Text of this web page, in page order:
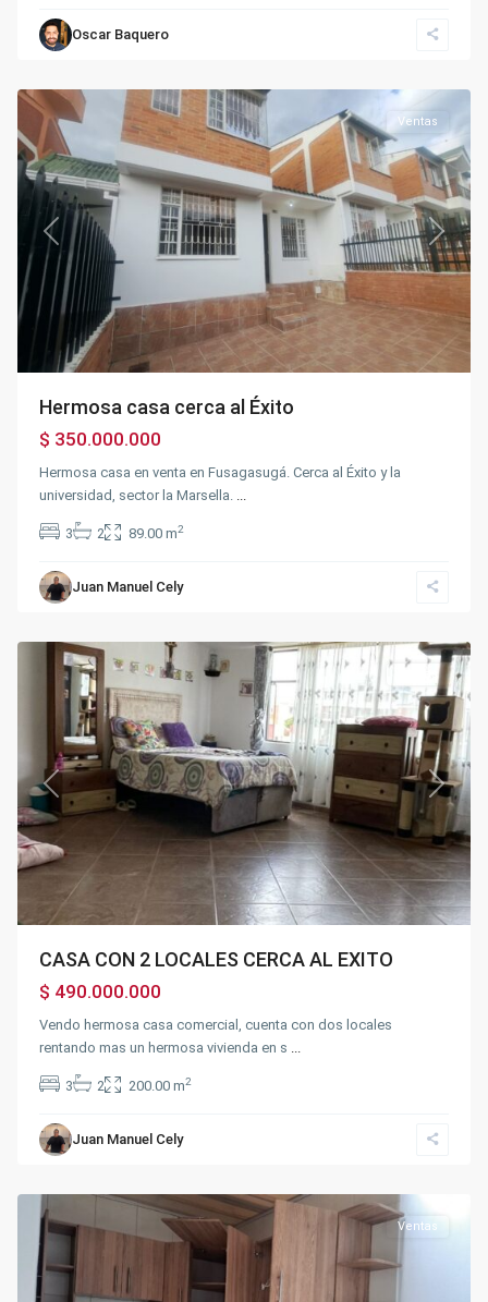
Oscar Baquero
la
Marsella
Previous Next
Ventas
Hermosa casa cerca al Éxito
$ 350.000.000
Hermosa casa en venta en Fusagasugá. Cerca al Éxito y la
universidad, sector la Marsella.
3 2 89.00 m2
Juan Manuel Cely
Balmoral
Previous Next
CASA CON 2 LOCALES CERCA AL EXITO
$ 490.000.000
Vendo hermosa casa comercial, cuenta con dos locales
rentando mas un hermosa vivienda en s
3 2 200.00 m2
Juan Manuel Cely
Gran
Colombia
Ventas